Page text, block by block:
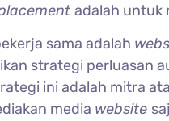
adalah untuk
sama adalah
strategi perluasan
ini adalah mitra
media website